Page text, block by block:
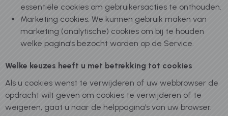
essentiële cookies om gebruikersacties te onthouden.
Marketing cookies. We kunnen gebruik maken van
marketing (analytische) cookies om bij te houden
welke pagina’s bezocht worden op de Service.
Welke keuzes heeft u met betrekking tot cookies
Als u cookies wenst te verwijderen of uw webbrowser de
opdracht wilt geven om cookies te verwijderen of te
weigeren, gaat u naar de helppagina’s van uw browser.